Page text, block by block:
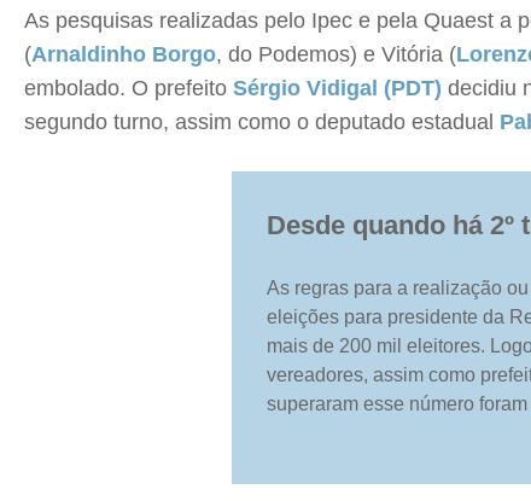
As pesquisas realizadas pelo Ipec e pela Quaest a
(Arnaldinho Borgo, do Podemos) e Vitória (
embolado. O prefeito Sérgio Vidigal (PDT) decidiu
segundo turno, assim como o deputado estadual
Desde quando há 2º
As regras para a realização
eleições para presidente da
mais de 200 mil eleitores.
vereadores, assim como
superaram esse número